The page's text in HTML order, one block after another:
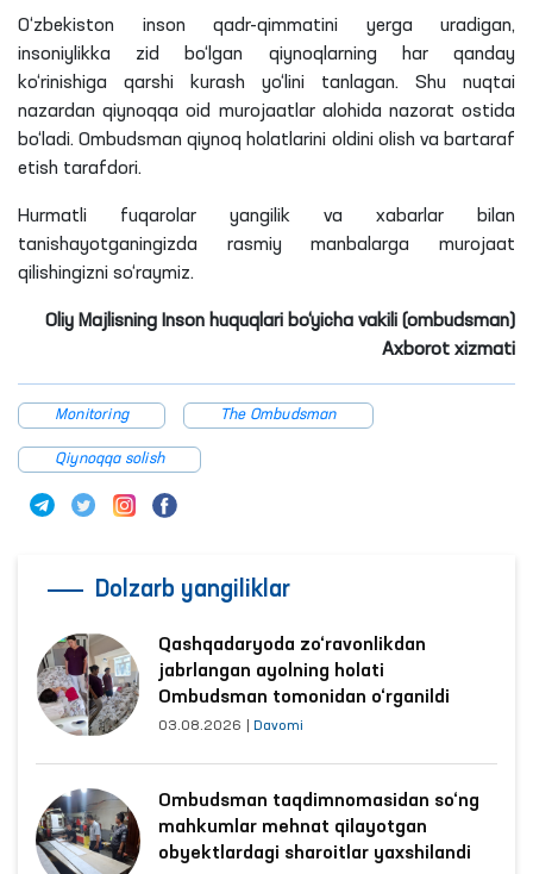
O‘zbekiston inson qadr-qimmatini yerga uradigan,
insoniylikka zid bo‘lgan
qiynoqlarning har qanday
ko‘rinishiga qarshi kurash yo‘lini tanlagan. Shu nuqtai
nazardan qiynoqqa oid murojaatlar alohida nazorat ostida
bo‘ladi. Ombudsman qiynoq holatlarini oldini olish va bartaraf
etish tarafdori.
Hurmatli fuqarolar yangilik va xabarlar bilan
tanishayotganingizda rasmiy manbalarga murojaat
qilishingizni so‘raymiz.
Oliy Majlisning Inson huquqlari bo‘yicha vakili (ombudsman)
Axborot xizmati
Monitoring The Ombudsman
Qiynoqqa solish
Dolzarb yangiliklar
Qashqadaryoda zo‘ravonlikdan
jabrlangan ayolning holati
Ombudsman tomonidan o‘rganildi
03.08.2026 Davomi
Ombudsman taqdimnomasidan so‘ng
mahkumlar mehnat qilayotgan
obyektlardagi sharoitlar yaxshilandi